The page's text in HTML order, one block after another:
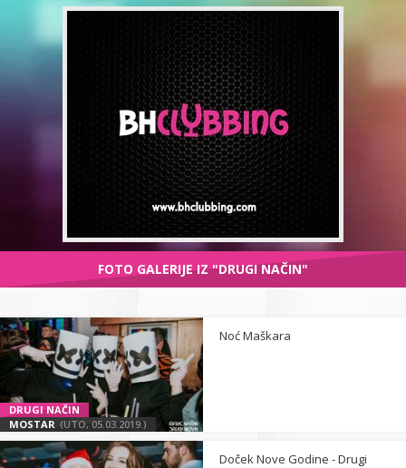
FOTO GALERIJE IZ "DRUGI NAČIN"
DRUGI NAČIN
MOSTAR (UTO, 05.03.2019.)
Noć Maškara
Doček Nove Godine - Drugi